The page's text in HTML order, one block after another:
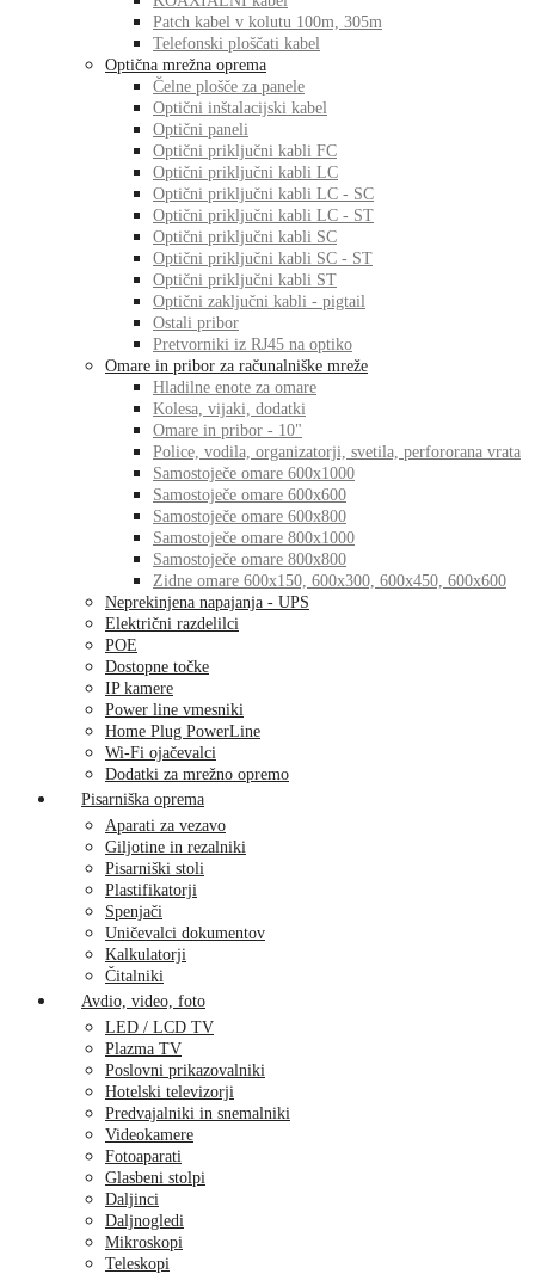
Patch kabel v kolutu 100m, 305m
Telefonski ploščati kabel
Optična mrežna oprema
Čelne plošče za panele
Optični inštalacijski kabel
Optični paneli
Optični priključni kabli FC
Optični priključni kabli LC
Optični priključni kabli LC - SC
Optični priključni kabli LC - ST
Optični priključni kabli SC
Optični priključni kabli SC - ST
Optični priključni kabli ST
Optični zaključni kabli - pigtail
Ostali pribor
Pretvorniki iz RJ45 na optiko
Omare in pribor za računalniške mreže
Hladilne enote za omare
Kolesa, vijaki, dodatki
Omare in pribor - 10"
Police, vodila, organizatorji, svetila, perfororana vrata
Samostoječe omare 600x1000
Samostoječe omare 600x600
Samostoječe omare 600x800
Samostoječe omare 800x1000
Samostoječe omare 800x800
Zidne omare 600x150, 600x300, 600x450, 600x600
Neprekinjena napajanja - UPS
Električni razdelilci
POE
Dostopne točke
IP kamere
Power line vmesniki
Home Plug PowerLine
Wi-Fi ojačevalci
Dodatki za mrežno opremo
Pisarniška oprema
Aparati za vezavo
Giljotine in rezalniki
Pisarniški stoli
Plastifikatorji
Spenjači
Uničevalci dokumentov
Kalkulatorji
Čitalniki
Avdio, video, foto
LED / LCD TV
Plazma TV
Poslovni prikazovalniki
Hotelski televizorji
Predvajalniki in snemalniki
Videokamere
Fotoaparati
Glasbeni stolpi
Daljinci
Daljnogledi
Mikroskopi
Teleskopi